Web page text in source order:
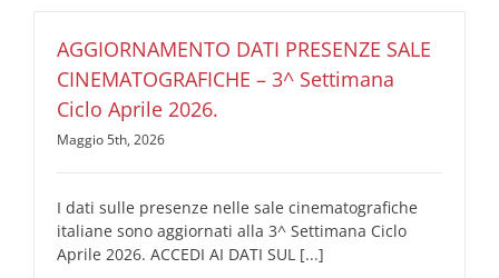
AGGIORNAMENTO DATI PRESENZE SALE
CINEMATOGRAFICHE – 3^ Settimana
Ciclo Aprile 2026.
Maggio 5th, 2026
I dati sulle presenze nelle sale cinematografiche
italiane sono aggiornati alla 3^ Settimana Ciclo
Aprile 2026. ACCEDI AI DATI SUL [...]